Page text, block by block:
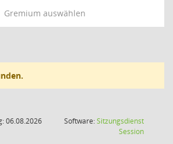
Gremium auswählen
06.08.2026
Software:Sitzungsdienst
Session(Wird in